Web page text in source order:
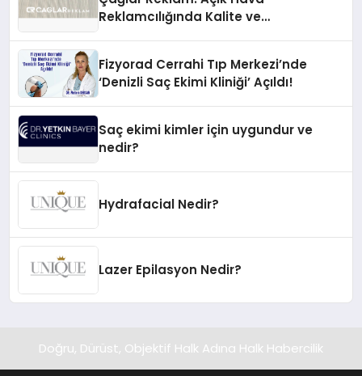
Reklamcılığında Kalite ve
Fizyorad Cerrahi Tıp Merkezi’nde
‘Denizli Saç Ekimi Kliniği’ Açıldı!
Saç ekimi kimler için uygundur ve
nedir?
Hydrafacial Nedir?
Lazer Epilasyon Nedir?
Doğru, Dürüst, Objektif Halk Adına Halk Habercilik